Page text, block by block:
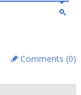
Comments (0)